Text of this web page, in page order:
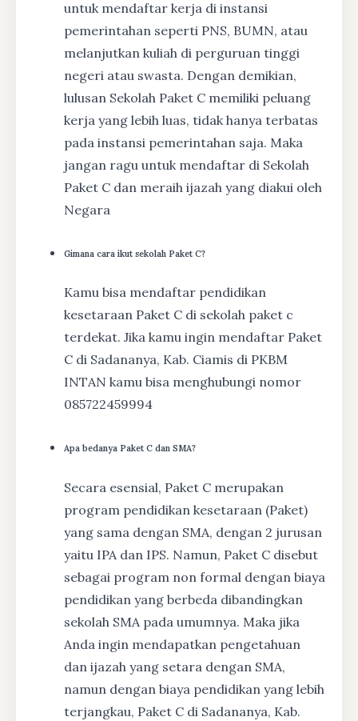
untuk mendaftar kerja di instansi
pemerintahan seperti PNS, BUMN, atau
melanjutkan kuliah di perguruan tinggi
negeri atau swasta. Dengan demikian,
lulusan Sekolah Paket C memiliki peluang
kerja yang lebih luas, tidak hanya terbatas
pada instansi pemerintahan saja. Maka
jangan ragu untuk mendaftar di Sekolah
Paket C dan meraih ijazah yang diakui oleh
Negara
Gimana cara ikut sekolah Paket C?
Kamu bisa mendaftar pendidikan
kesetaraan Paket C di sekolah paket c
terdekat. Jika kamu ingin mendaftar Paket
C di Sadananya, Kab. Ciamis di PKBM
INTAN kamu bisa menghubungi nomor
085722459994
Apa bedanya Paket C dan SMA?
Secara esensial, Paket C merupakan
program pendidikan kesetaraan (Paket)
yang sama dengan SMA, dengan 2 jurusan
yaitu IPA dan IPS. Namun, Paket C disebut
sebagai program non formal dengan biaya
pendidikan yang berbeda dibandingkan
sekolah SMA pada umumnya. Maka jika
Anda ingin mendapatkan pengetahuan
dan ijazah yang setara dengan SMA,
namun dengan biaya pendidikan yang lebih
terjangkau, Paket C di Sadananya, Kab.